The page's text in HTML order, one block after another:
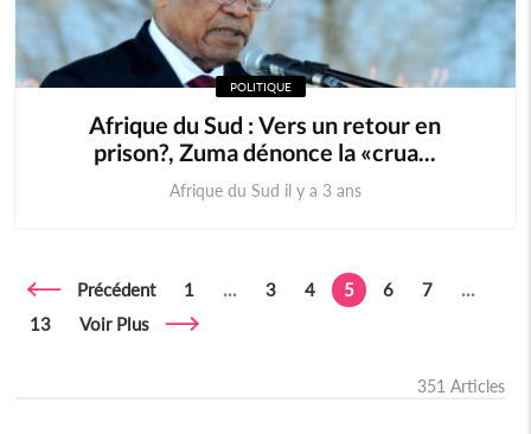
POLITIQUE
Afrique du Sud : Vers un retour en
prison?, Zuma dénonce la «crua...
Afrique du Sud il y a 3 ans
Précédent 1 ... 3 4 5 6 7
...
13
Voir Plus
351 Articles